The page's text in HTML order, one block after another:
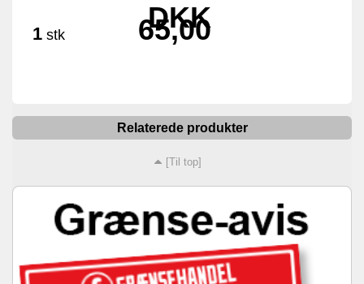
1 stk
DKK
65,00
Relaterede produkter
[Til top]